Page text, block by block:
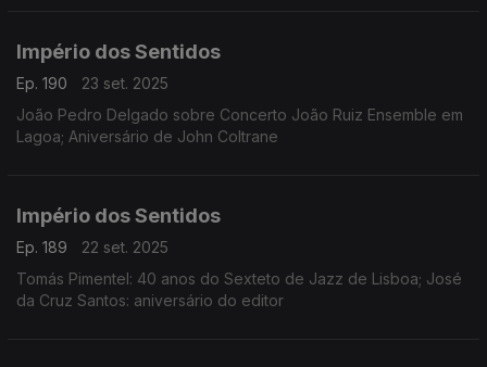
Império dos Sentidos
Ep. 190
23 set. 2025
João Pedro Delgado sobre Concerto João Ruiz Ensemble em
Lagoa; Aniversário de John Coltrane
Império dos Sentidos
Ep. 189
22 set. 2025
Tomás Pimentel: 40 anos do Sexteto de Jazz de Lisboa; José
da Cruz Santos: aniversário do editor